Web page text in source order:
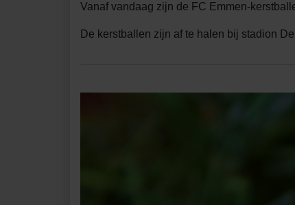
Vanaf vandaag zijn de FC Emmen-
De kerstballen zijn af te halen bij stadion